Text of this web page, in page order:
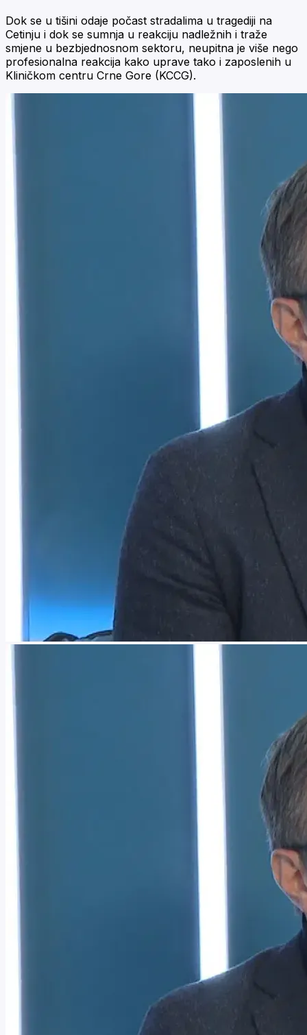
Dok se u tišini odaje počast stradalima u tragediji na
Cetinju i dok se sumnja u reakciju nadležnih i traže
smjene u bezbjednosnom sektoru, neupitna je više nego
profesionalna reakcija kako uprave tako i zaposlenih u
Kliničkom centru Crne Gore (KCCG).